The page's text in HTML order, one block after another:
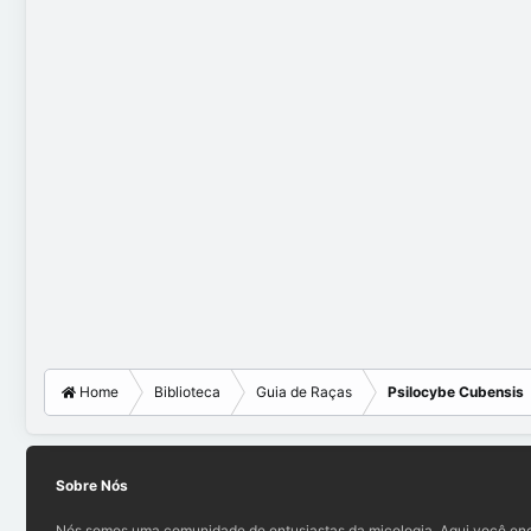
Home Biblioteca Guia de Raças Psilocybe Cubensis
Sobre Nós